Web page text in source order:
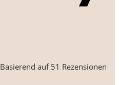
Basierend auf 51 Rezensionen